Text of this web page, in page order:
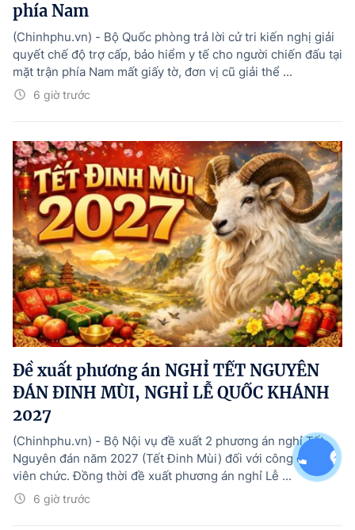
phía Nam
6 giờ trước
(Chinhphu.vn) - Bộ Quốc phòng trả lời cử tri kiến nghị giải
quyết chế độ trợ cấp, bảo hiểm y tế cho người chiến đấu tại
mặt trận phía Nam mất giấy tờ, đơn vị cũ giải thể ...
Đề xuất phương án NGHỈ TẾT NGUYÊN
ĐÁN ĐINH MÙI, NGHỈ LỄ QUỐC KHÁNH
2027
6 giờ trước
(Chinhphu.vn) - Bộ Nội vụ đề xuất 2 phương án nghỉ Tết
Nguyên đán năm 2027 (Tết Đinh Mùi) đối với công chức,
viên chức. Đồng thời đề xuất phương án nghỉ Lễ ...